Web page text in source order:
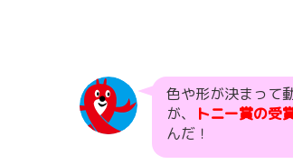
色や形が決まって
が、
トニー賞の受
んだ！